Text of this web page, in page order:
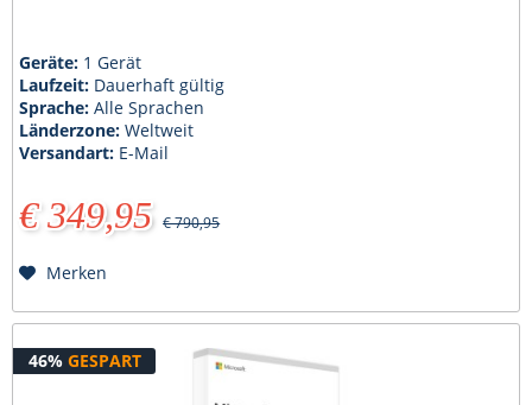
Geräte: 1 Gerät
Laufzeit: Dauerhaft gültig
Sprache:Alle Sprachen
Länderzone:Weltweit
Versandart: E-Mail
€ 349,95 € 790,95
Merken
46% GESPART